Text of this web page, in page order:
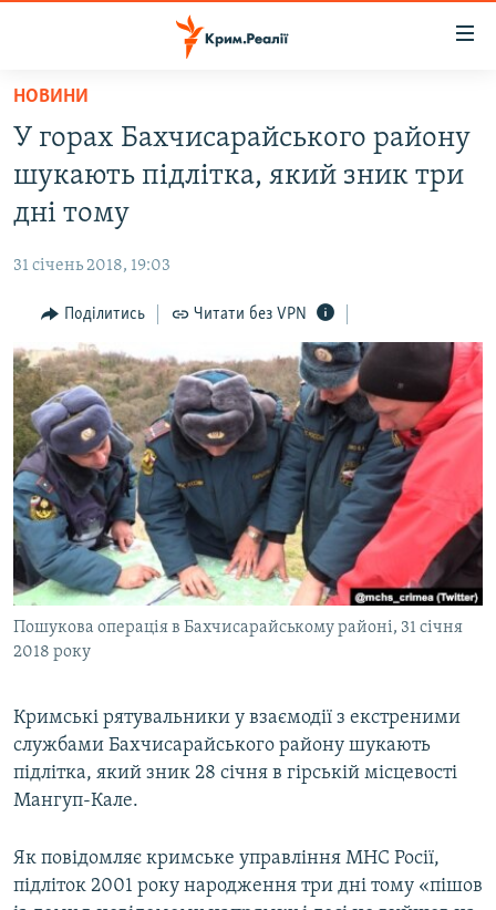
Перейти
основного
матеріалу
Перейти
до
основної
Перейти
пошуку
ВОДА.КРИМ
ВІДЕО ТА ФОТО
БЛОГИ
ПОГЛЯД
ІНТЕРВ'Ю
ВСЕ ЗА ДЕНЬ
СПЕЦПРОЕКТИ
ДЕПОРТАЦІЯ
ВІДЕОУРОКИ «ELIFBE»
СВІДЧЕННЯ ОКУПАЦІЇ
УКРАЇНСЬКА ПРОБЛЕМА КРИМУ
ІНФОГРАФІКА
ЯК ОБІЙТИ БЛОКУВАННЯ
Русский
Qırımtatar
ДОЛУЧАЙСЯ!
Усі сайти RFE/RL
НОВИНИ
У горах Бахчисарайського району
шукають підлітка, який зник три
дні тому
31 січень 2018, 19:03
Поділитись Читати без VPN
Пошукова операція в Бахчисарайському районі, 31 січня
2018 року
Кримські рятувальники у взаємодії з екстреними
службами Бахчисарайського району шукають
підлітка, який зник 28 січня в гірській місцевості
Мангуп-Кале.
Як повідомляє кримське управління МНС Росії,
підліток 2001 року народження три дні тому «пішов